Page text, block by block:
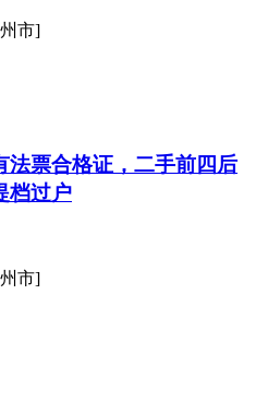
市]
法票合格证，二手前四后
档过户
市]